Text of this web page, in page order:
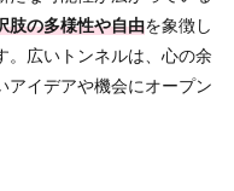
肢の多様性や自由を象徴し
。広いトンネルは、心の余
アイデアや機会にオープン